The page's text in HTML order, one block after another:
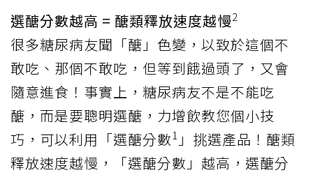
選醣分數越高 = 醣類釋放速度越慢2
很多糖尿病友聞「醣」色變，以致於這個不
敢吃、那個不敢吃，但等到餓過頭了，又會
隨意進食！事實上，糖尿病友不是不能吃
醣，而是要聰明選醣，力增飲教您個小技
巧，可以利用「選醣分數1 」挑選產品！醣類
釋放速度越慢，「選醣分數」越高，選醣分